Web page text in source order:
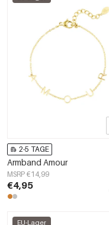
2-5 TAGE
Armband Amour
MSRP €14,99
€4,95
EU-Lager